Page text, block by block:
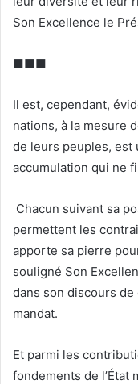
Son Excellence le
■■■
Il est, cependant,
nations, à la mesure
de leurs peuples, est
accumulation qui ne
Chacun suivant sa
permettent les
apporte sa pierre
souligné Son
dans son discours
mandat.
Et parmi les
fondements de l’État